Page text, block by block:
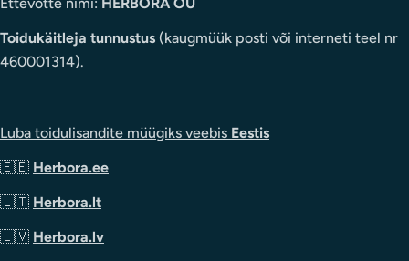
Toidukäitleja tunnustus (kaugmüük posti või interneti teel nr
460001314).
Luba toidulisandite müügiks veebis Eestis
🇪🇪 Herbora.ee
🇱🇹 Herbora.lt
🇱🇻 Herbora.lv